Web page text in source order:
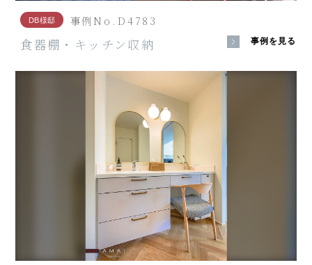
DB様邸 事例No.D4783
食器棚・キッチン収納 事例を見る